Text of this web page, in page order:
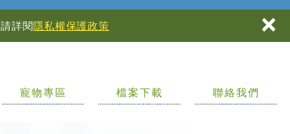
詳閱隱私權保護政策 ×
寵物專區
PET ZONE
檔案下載
DOWNLOAD
聯絡我們
CONTACT